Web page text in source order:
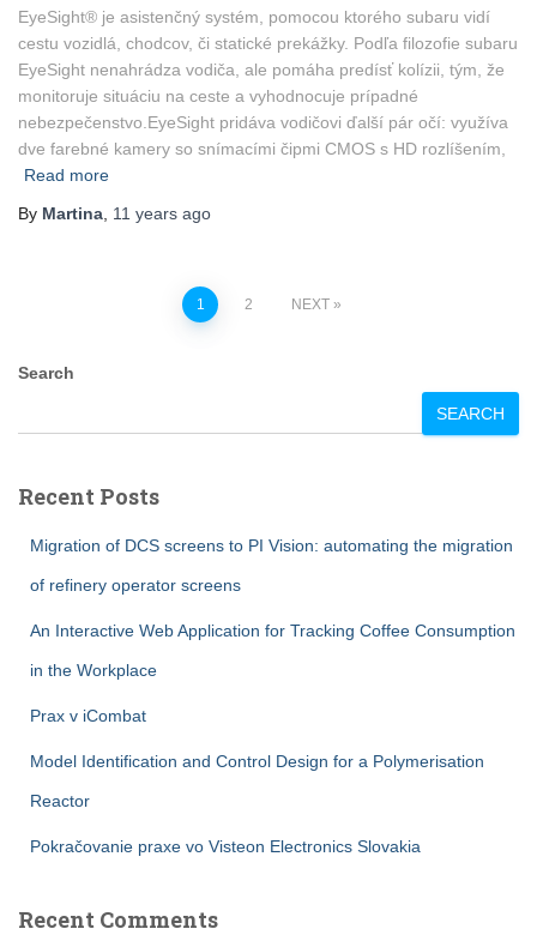
EyeSight® je asistenčný systém, pomocou ktorého subaru vidí
cestu vozidlá, chodcov, či statické prekážky. Podľa filozofie subaru
EyeSight nenahrádza vodiča, ale pomáha predísť kolízii, tým, že
monitoruje situáciu na ceste a vyhodnocuje prípadné
nebezpečenstvo.EyeSight pridáva vodičovi ďalší pár očí: využíva
dve farebné kamery so snímacími čipmi CMOS s HD rozlíšením,
Read more
By Martina 11 years ago
pagination
1 2 NEXT
Search
SEARCH
Recent Posts
Migration of DCS screens to PI Vision: automating the migration
of refinery operator screens
An Interactive Web Application for Tracking Coffee Consumption
in the Workplace
Prax v iCombat
Model Identification and Control Design for a Polymerisation
Reactor
Pokračovanie praxe vo Visteon Electronics Slovakia
Recent Comments